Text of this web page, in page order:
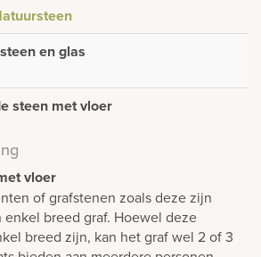
en glas
steen met vloer
vloer
of grafstenen zoals deze zijn
breed graf. Hoewel deze
breed zijn, kan het graf wel 2 of 3